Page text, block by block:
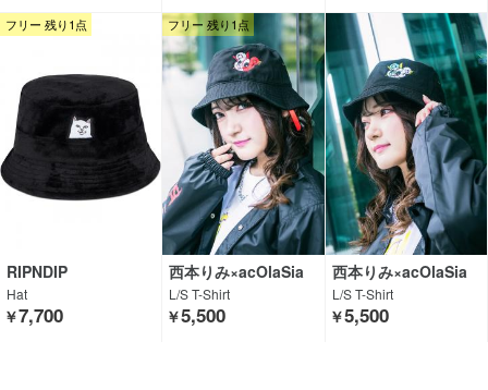
フリー 残り1点
RIPNDIP
Hat
￥7,700
フリー 残り1点
西本りみ×acOlaSia
L/S T-Shirt
￥5,500
西本りみ×acOlaSia
L/S T-Shirt
￥5,500